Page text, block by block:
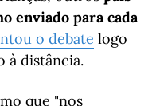
enviado para cada
o debate logo
à distância.
que "nos